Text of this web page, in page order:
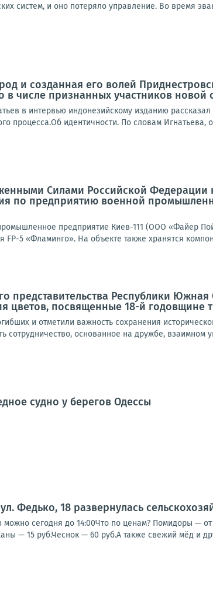
систем, и оно потеряло управление. Во время
и созданная его волей
в числе признанных участников
в интервью индонезийскому изданию рассказал
процесса.Об идентичности. По словам
Силами Российской
по предприятию военной
предприятие Киев-111 (ООО «Файер
FP-5 «Фламинго». На объекте также хранятся
представительства Республики
цветов, посвященные 18-й годовщине
и отметили важность сохранения
сотрудничество, основанное на дружбе, взаимном
судно у берегов Одессы
Федько, 18 развернулась
сегодня до 14:00Что по ценам? Помидоры —
— 15 руб.Чеснок — 60 руб.А также свежий мёд и